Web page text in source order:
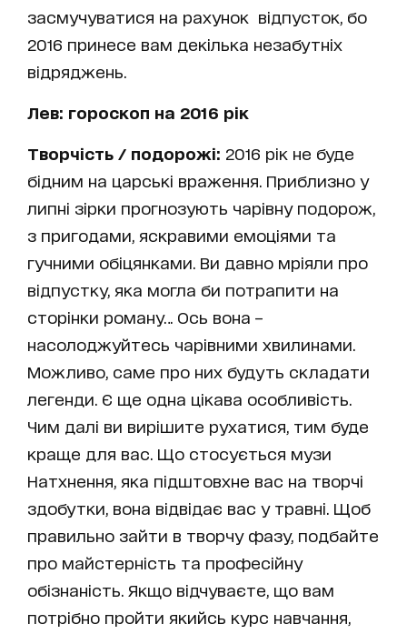
засмучуватися на рахунок відпусток, бо
2016 принесе вам декілька незабутніх
відряджень.
Лев: гороскоп на 2016 рік
Творчість / подорожі: 2016 рік не буде
бідним на царські враження. Приблизно у
липні зірки прогнозують чарівну подорож,
з пригодами, яскравими емоціями та
гучними обіцянками. Ви давно мріяли про
відпустку, яка могла би потрапити на
сторінки роману… Ось вона –
насолоджуйтесь чарівними хвилинами.
Можливо, саме про них будуть складати
легенди. Є ще одна цікава особливість.
Чим далі ви вирішите рухатися, тим буде
краще для вас. Що стосується музи
Натхнення, яка підштовхне вас на творчі
здобутки, вона відвідає вас у травні. Щоб
правильно зайти в творчу фазу, подбайте
про майстерність та професійну
обізнаність. Якщо відчуваєте, що вам
потрібно пройти якийсь курс навчання,